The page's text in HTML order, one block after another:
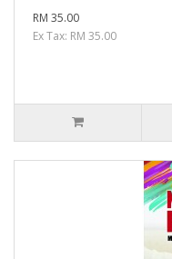
RM 35.00
Ex Tax: RM 35.00